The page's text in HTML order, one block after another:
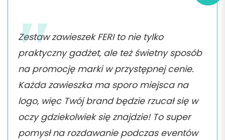
Zestaw zawieszek FERI to nie tylko
praktyczny gadżet, ale też świetny sposób
na promocję marki w przystępnej cenie.
Każda zawieszka ma sporo miejsca na
logo, więc Twój brand będzie rzucał się w
oczy gdziekolwiek się znajdzie! To super
pomysł na rozdawanie podczas eventów